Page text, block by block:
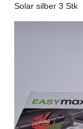
Solar silber 3 Stk